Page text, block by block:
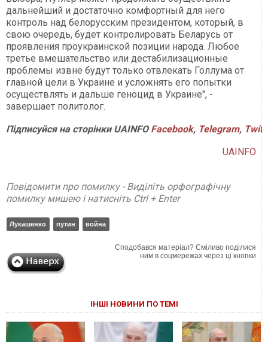
дальнейший и достаточно комфортный для него
контроль над белорусским президентом, который, в
свою очередь, будет контролировать Беларусь от
проявления проукраинской позиции народа. Любое
третье вмешательство или дестабилизационные
проблемы извне будут только отвлекать Голлума от
главной цели в Украине и усложнять его попытки
осуществлять и дальше геноцид в Украине", -
завершает политолог.
Підписуйся на сторінки UAINFO Facebook, Telegram,
UAINFO
Повідомити про помилку - Виділіть орфографічну
помилку мишею і натисніть Ctrl + Enter
Лукашенко путин война
Сподобався матеріал? Сміливо поділися
ним в соцмережах через ці кнопки
ІНШІ НОВИНИ ПО ТЕМІ